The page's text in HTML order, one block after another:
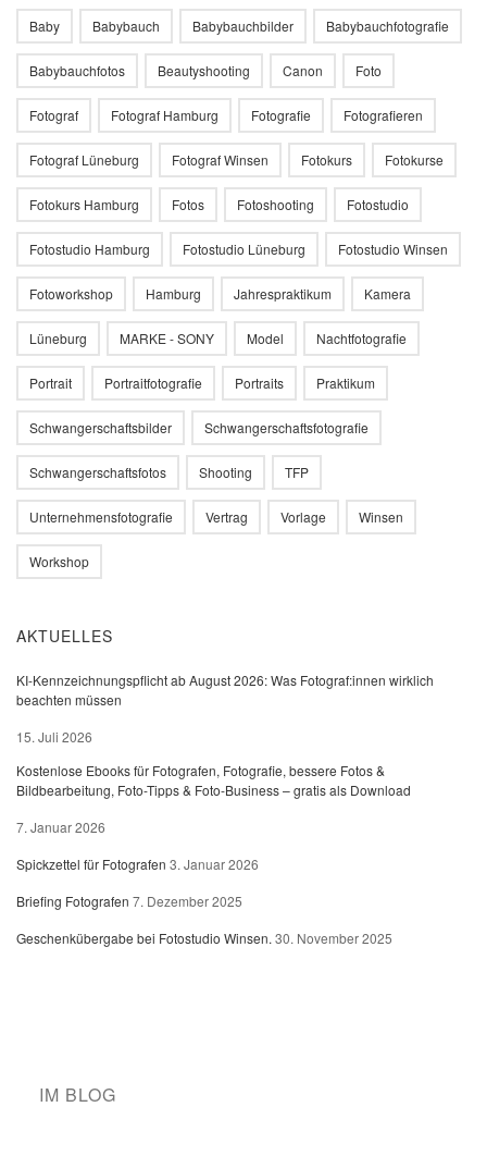
Baby Babybauch Babybauchbilder Babybauchfotografie
Babybauchfotos Beautyshooting Canon Foto
Fotograf Fotograf Hamburg Fotografie Fotografieren
Fotograf Lüneburg Fotograf Winsen Fotokurs Fotokurse
Fotokurs Hamburg Fotos Fotoshooting Fotostudio
Fotostudio Hamburg Fotostudio Lüneburg Fotostudio Winsen
Fotoworkshop Hamburg Jahrespraktikum Kamera
Lüneburg MARKE - SONY Model Nachtfotografie
Portrait Portraitfotografie Portraits Praktikum
Schwangerschaftsbilder Schwangerschaftsfotografie
Schwangerschaftsfotos Shooting TFP
Unternehmensfotografie Vertrag Vorlage Winsen
Workshop
AKTUELLES
KI-Kennzeichnungspflicht ab August 2026: Was Fotograf:innen wirklich
beachten müssen
15. Juli 2026
Kostenlose Ebooks für Fotografen, Fotografie, bessere Fotos &
Bildbearbeitung, Foto-Tipps & Foto-Business – gratis als Download
7. Januar 2026
Spickzettel für Fotografen 3. Januar 2026
Briefing Fotografen 7. Dezember 2025
Geschenkübergabe bei Fotostudio Winsen. 30. November 2025
IM BLOG